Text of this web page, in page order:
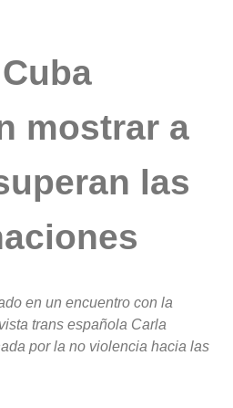
mostrar a
las
en un encuentro con la
trans española Carla
por la no violencia hacia las